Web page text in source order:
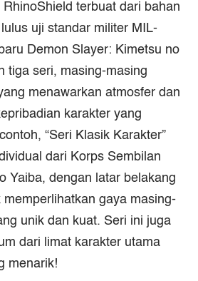
terbuat dari bahan
uji standar militer MIL-
Demon Slayer: Kimetsu no
tiga seri, masing-masing
menawarkan atmosfer dan
karakter yang
“Seri Klasik Karakter”
dari Korps Sembilan
Yaiba, dengan latar belakang
gaya masing-
unik dan kuat. Seri ini juga
dari limat karakter utama
menarik!